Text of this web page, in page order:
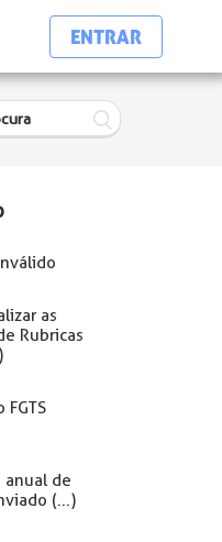
ENTRAR
as
Rubricas
anual de
(...)